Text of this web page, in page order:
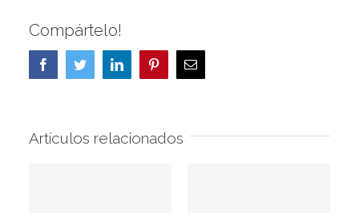
Compártelo!
FacebookTwitterLinkedInPinterestCorreo
electrónico
Artículos relacionados